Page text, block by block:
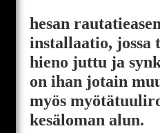
hesan
installaatio, jossa
hieno juttu ja
on ihan jotain
myös
kesäloman alun.